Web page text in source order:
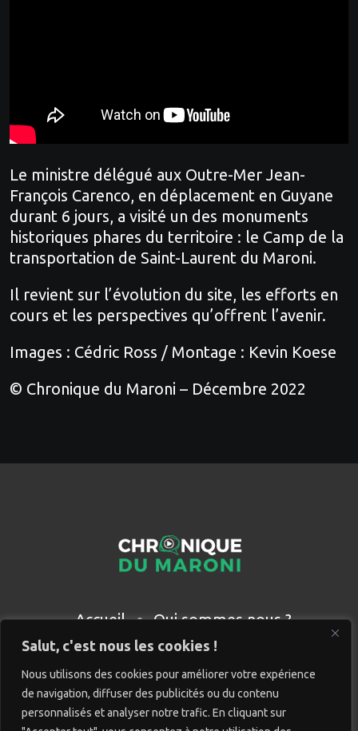
Salut, c'est nous les cookies !
Nous utilisons des cookies pour améliorer votre expérience
de navigation, diffuser des publicités ou du contenu
personnalisés et analyser notre trafic. En cliquant sur
Le ministre délégué aux Outre-Mer Jean-
François Carenco, en déplacement en Guyane
durant 6 jours, a visité un des monuments
historiques phares du territoire : le Camp de la
transportation de Saint-Laurent du Maroni.
Il revient sur l’évolution du site, les efforts en
cours et les perspectives qu’offrent l’avenir.
Images : Cédric Ross / Montage : Kevin Koese
© Chronique du Maroni – Décembre 2022
Accueil
Qui sommes nous ?
Partenaires
Contact